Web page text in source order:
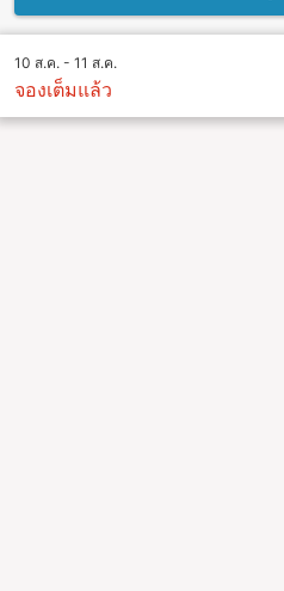
10 ส.ค. - 11 ส.ค.
จองเต็มแล้ว